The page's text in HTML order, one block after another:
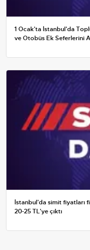
1 Ocak'ta İstanbul'da
ve Otobüs Ek Seferlerini
İstanbul'da simit fiyatları
20-25 TL'ye çıktı